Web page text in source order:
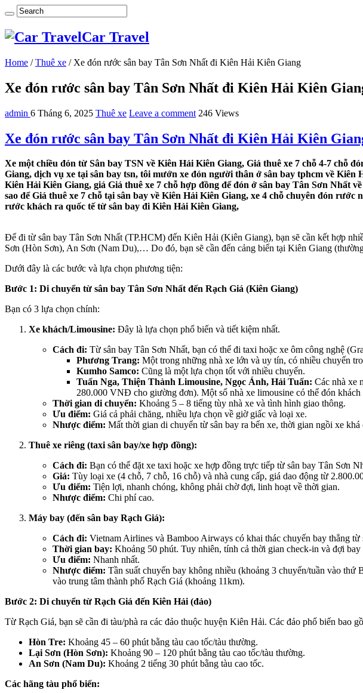
Car Travel
Home / Thuê xe / Xe đón rước sân bay Tân Sơn Nhất đi Kiên Hải Kiên Giang
Xe đón rước sân bay Tân Sơn Nhất đi Kiên Hải Kiên
admin 6 Tháng 6, 2025 Thuê xe Leave a comment 246 Views
Xe đón rước sân bay Tân Sơn Nhất đi Kiên Hải Kiên
Xe một chiều đón từ Sân bay TSN về Kiên Hải Kiên Giang, Giá thuê xe 7 chỗ 4-7 chỗ
Giang, dịch vụ xe tại sân bay tsn, tôi mướn xe đón người thân ở sân bay tphcm về
Kiên Hải Kiên Giang, giá Giá thuê xe 7 chỗ hợp đồng để đón ở sân bay Tân Sơn Nhất
sao để Giá thuê xe 7 chỗ tại sân bay về Kiên Hải Kiên Giang, xe 4 chỗ chuyên đón
rước khách ra quốc tế từ sân bay đi Kiên Hải Kiên Giang,
Để đi từ sân bay Tân Sơn Nhất (TP.HCM) đến Kiên Hải (Kiên Giang), bạn sẽ cần kết hợp
Sơn (Hòn Sơn), An Sơn (Nam Du),… Do đó, bạn sẽ cần đến cảng biển tại Kiên Giang
Dưới đây là các bước và lựa chọn phương tiện:
Bước 1: Di chuyển từ sân bay Tân Sơn Nhất đến Rạch Giá (Kiên Giang)
Bạn có 3 lựa chọn chính:
Xe khách/Limousine: Đây là lựa chọn phổ biến và tiết kiệm nhất.
Cách đi: Từ sân bay Tân Sơn Nhất, bạn có thể đi taxi hoặc xe ôm công nghệ
Phương Trang: Một trong những nhà xe lớn và uy tín, có nhiều chuyến
Kumho Samco: Cũng là một lựa chọn tốt với nhiều chuyến.
Tuấn Nga, Thiện Thành Limousine, Ngọc Ánh, Hải Tuấn: Các nhà xe
280.000 VNĐ cho giường đơn). Một số nhà xe limousine có thể đón
Thời gian di chuyển: Khoảng 5 – 8 tiếng tùy nhà xe và tình hình giao thông.
Ưu điểm: Giá cả phải chăng, nhiều lựa chọn về giờ giấc và loại xe.
Nhược điểm: Mất thời gian di chuyển từ sân bay ra bến xe, thời gian ngồi xe khá
Thuê xe riêng (taxi sân bay/xe hợp đồng):
Cách đi: Bạn có thể đặt xe taxi hoặc xe hợp đồng trực tiếp từ sân bay Tân Sơn
Giá: Tùy loại xe (4 chỗ, 7 chỗ, 16 chỗ) và nhà cung cấp, giá dao động từ
Ưu điểm: Tiện lợi, nhanh chóng, không phải chờ đợi, linh hoạt về thời gian.
Nhược điểm: Chi phí cao.
Máy bay (đến sân bay Rạch Giá):
Cách đi: Vietnam Airlines và Bamboo Airways có khai thác chuyến bay thẳng
Thời gian bay: Khoảng 50 phút. Tuy nhiên, tính cả thời gian check-in và đợi
Ưu điểm: Nhanh nhất.
Nhược điểm: Tần suất chuyến bay không nhiều (khoảng 3 chuyến/tuần vào
vào trung tâm thành phố Rạch Giá (khoảng 11km).
Bước 2: Di chuyển từ Rạch Giá đến Kiên Hải (đảo)
Từ Rạch Giá, bạn sẽ cần đi tàu/phà ra các đảo thuộc huyện Kiên Hải. Các đảo phổ biến bao
Hòn Tre: Khoảng 45 – 60 phút bằng tàu cao tốc/tàu thường.
Lại Sơn (Hòn Sơn): Khoảng 90 – 120 phút bằng tàu cao tốc/tàu thường.
An Sơn (Nam Du): Khoảng 2 tiếng 30 phút bằng tàu cao tốc.
Các hãng tàu phổ biến: